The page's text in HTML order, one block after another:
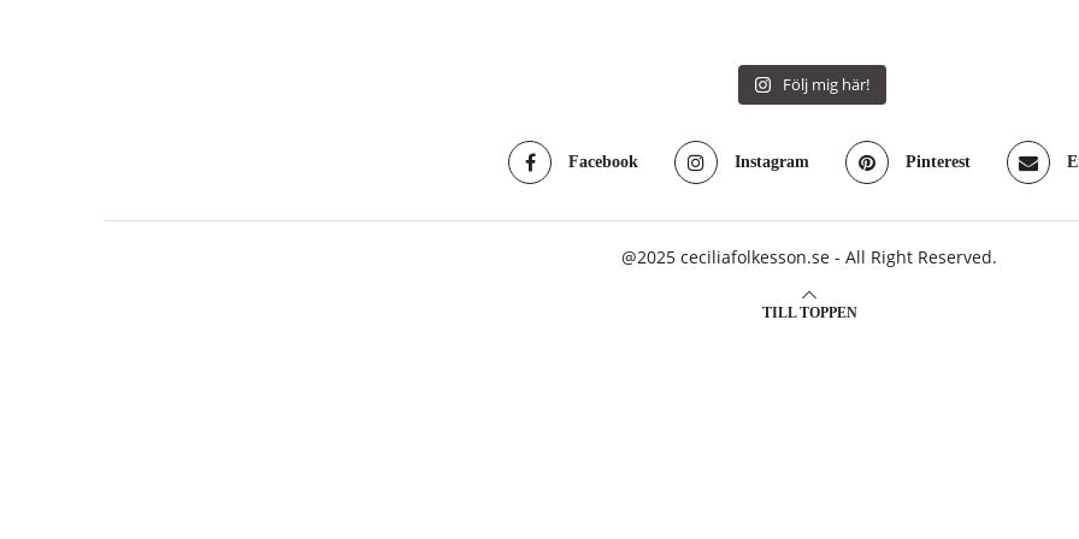
Följ mig här!
Facebook Instagram Pinterest
@2025 ceciliafolkesson.se - All Right Reserved.
TILL TOPPEN